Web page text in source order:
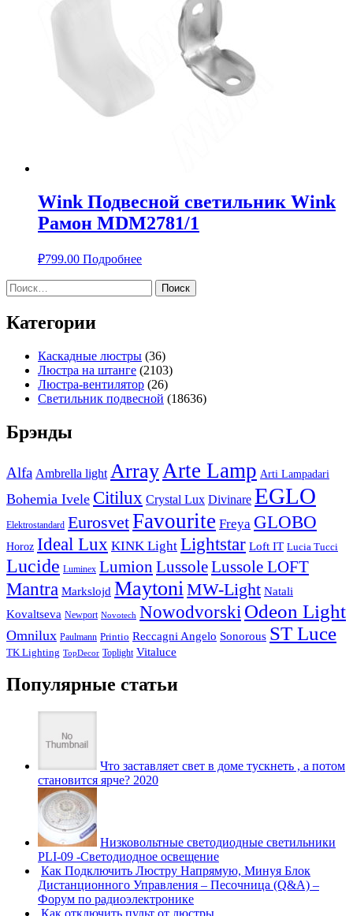
Wink Подвесной светильник Wink
Рамон MDM2781/1
₽799.00 Подробнее
Найти:
Категории
Каскадные люстры (36)
Люстра на штанге (2103)
Люстра-вентилятор (26)
Светильник подвесной (18636)
Брэнды
Alfa Ambrella light Array Arte Lamp Arti Lampadari
Bohemia Ivele Citilux Crystal Lux Divinare EGLO
Elektrostandard EurosvetFavourite Freya GLOBO
Horoz Ideal Lux KINK Light Lightstar Loft IT Lucia Tucci
Lucide Luminex Lumion LussoleLussole LOFT
Mantra Markslojd Maytoni MW-Light Natali
Kovaltseva Newport Novotech Nowodvorski Odeon Light
Omnilux Paulmann Printio Reccagni Angelo Sonorous ST Luce
TK Lighting TopDecor Toplight Vitaluce
Популярные статьи
Что заставляет свет в доме тускнеть , а потом
становится ярче? 2020
Низковольтные светодиодные светильники
PLI-09 -Светодиодное освещение
Как Подключить Люстру Напрямую, Минуя Блок
Дистанционного Управления – Песочница (Q&A) –
Форум по радиоэлектронике